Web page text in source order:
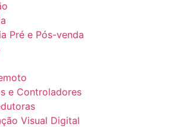
Pré e Pós-venda
e Controladores
Visual Digital